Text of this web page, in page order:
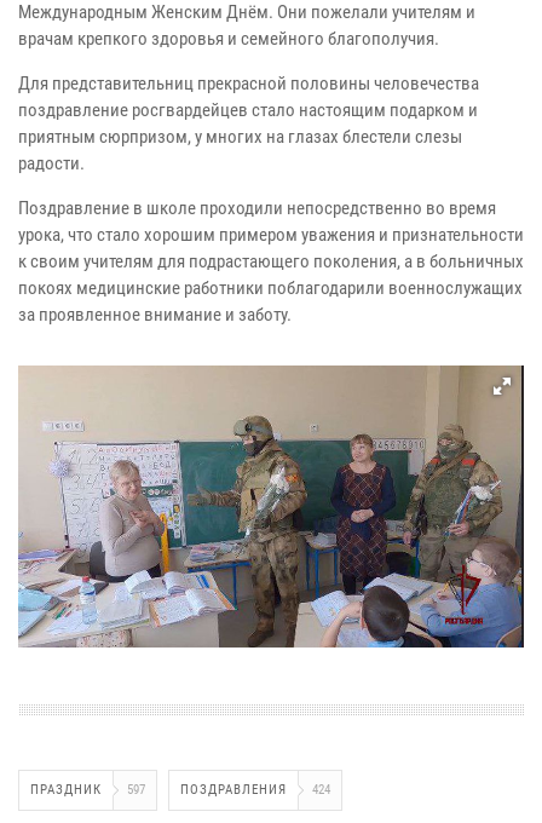
Международным Женским Днём. Они пожелали учителям и
врачам крепкого здоровья и семейного благополучия.
Для представительниц прекрасной половины человечества
поздравление росгвардейцев стало настоящим подарком и
приятным сюрпризом, у многих на глазах блестели слезы
радости.
Поздравление в школе проходили непосредственно во время
урока, что стало хорошим примером уважения и признательности
к своим учителям для подрастающего поколения, а в больничных
покоях медицинские работники поблагодарили военнослужащих
за проявленное внимание и заботу.
ПРАЗДНИК 597 ПОЗДРАВЛЕНИЯ 424